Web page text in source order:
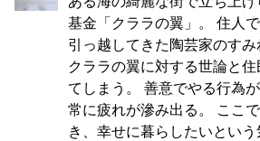
基金「クララの翼」。 住人
引っ越してきた陶芸家のすみ
クララの翼に対する世論と
てしまう。 善意でやる行為
常に疲れが滲み出る。 ここ
き、幸せに暮らしたいとい